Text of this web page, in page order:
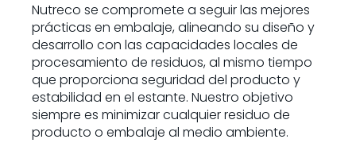
Nutreco se compromete a seguir las mejores
prácticas en embalaje, alineando su diseño y
desarrollo con las capacidades locales de
procesamiento de residuos, al mismo tiempo
que proporciona seguridad del producto y
estabilidad en el estante. Nuestro objetivo
siempre es minimizar cualquier residuo de
producto o embalaje al medio ambiente.